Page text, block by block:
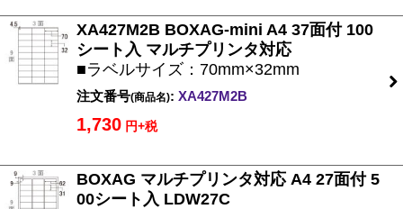
XA427M2B BOXAG-mini A4 37面付 100
シート入 マルチプリンタ対応
■ラベルサイズ：70mm×32mm
注文番号(商品名): XA427M2B
1,730 円+税
BOXAG マルチプリンタ対応 A4 27面付 5
00シート入 LDW27C